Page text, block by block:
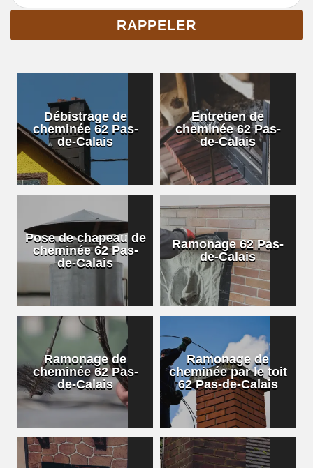
Débistrage de
cheminée 62 Pas-
de-Calais
Entretien de
cheminée 62 Pas-
de-Calais
Pose de chapeau de
cheminée 62 Pas-
de-Calais
Ramonage 62 Pas-
de-Calais
Ramonage de
cheminée 62 Pas-
de-Calais
Ramonage de
cheminée par le toit
62 Pas-de-Calais